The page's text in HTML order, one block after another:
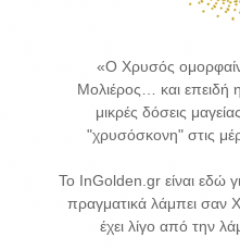
«Ο Χρυσός
Μολιέρος… και επειδή
μικρές δόσεις
"χρυσόσκονη" στις
Το InGolden.gr είναι εδώ
πραγματικά λάμπει σαν
έχει λίγο από την